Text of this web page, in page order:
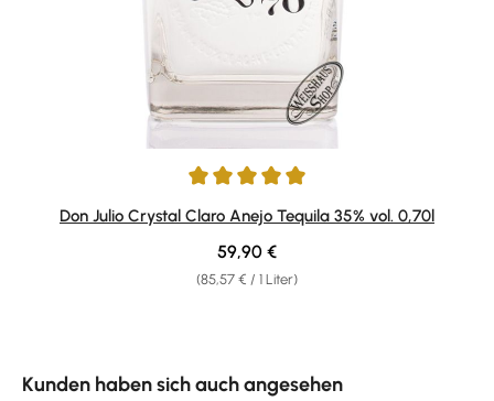
Durchschnittliche Bewertung von 5 von 5 Sternen
Don Julio Crystal Claro Anejo Tequila 35% vol. 0,70l
(85,57 € / 1 Liter)
Regulärer Preis:
59,90 €
Kunden haben sich auch angesehen